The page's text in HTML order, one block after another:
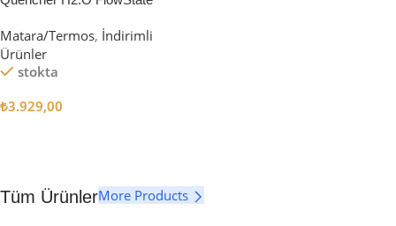
Matara/Termos, İndirimli
Ürünler
stokta
₺3.929,00
Tüm ÜrünlerMore Products